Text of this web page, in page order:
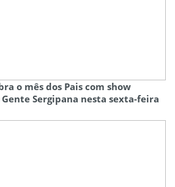
o mês dos Pais com show
Sergipana nesta sexta-feira